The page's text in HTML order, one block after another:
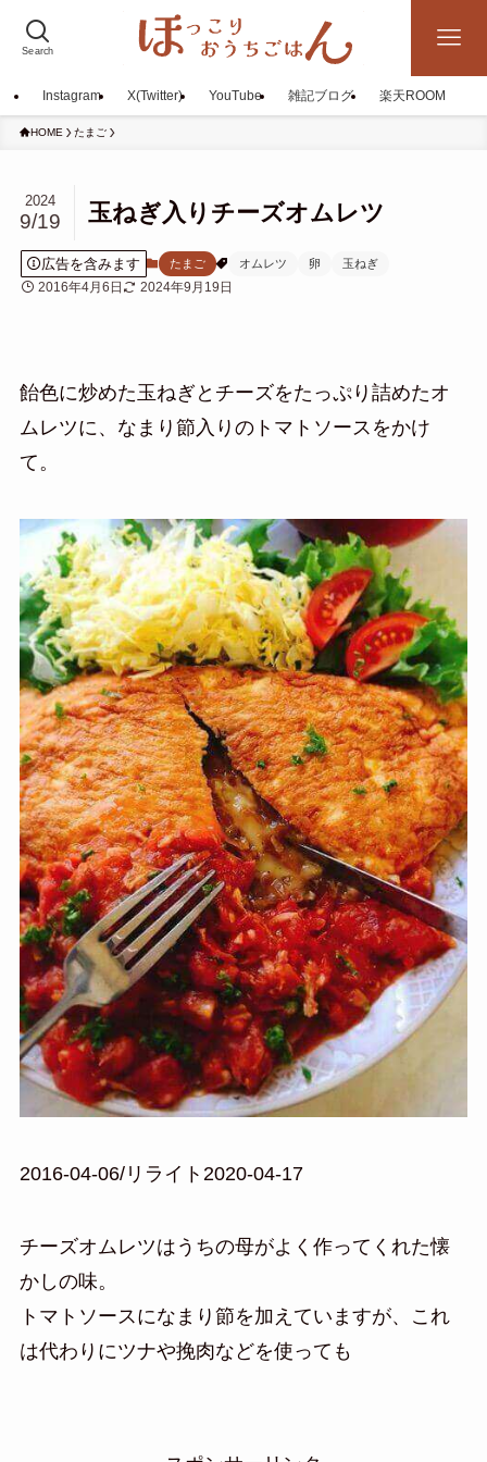
Search
Instagram X(Twitter) YouTube 雑記ブログ 楽天ROOM
HOME たまご
玉ねぎ入りチーズオムレツ
2024
9/19
広告を含みます たまご オムレツ 卵 玉ねぎ
2016年4月6日 2024年9月19日
飴色に炒めた玉ねぎとチーズをたっぷり詰めたオ
ムレツに、なまり節入りのトマトソースをかけ
て。
2016-04-06/リライト2020-04-17
チーズオムレツはうちの母がよく作ってくれた懐
かしの味。
トマトソースになまり節を加えていますが、これ
は代わりにツナや挽肉などを使っても